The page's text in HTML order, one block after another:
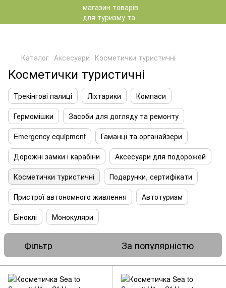
Каталог Аксесуари Косметички туристичні
Косметички туристичні
Трекінгові палиці Ліхтарики
Компаси
Гермомішки
Засоби для догляду та ремонту
Emergency equipment
Гаманці та органайзери
Дорожні замки і карабіни
Аксесуари для подорожей
Косметички туристичні
Подарунки, сертифікати
Пристрої автономного живлення
Автотуризм
Біноклі
Монокуляри
Фільтр За популярністю